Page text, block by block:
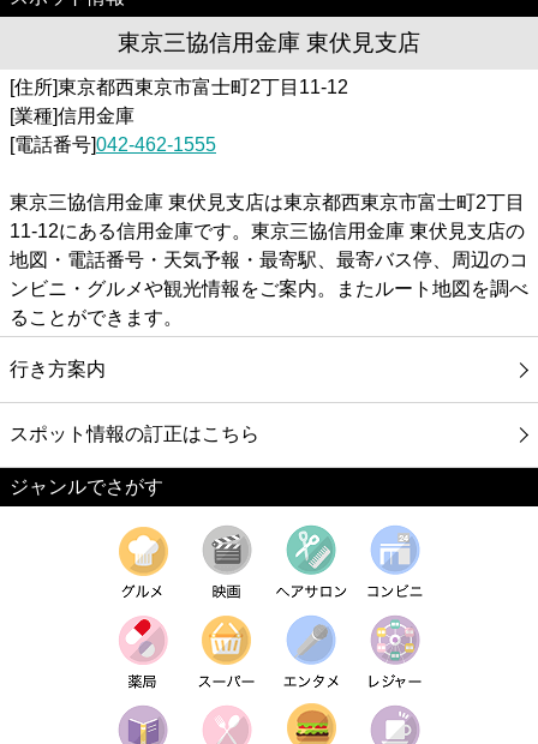
東京三協信用金庫 東伏見支店
[住所]東京都西東京市富士町2丁目11-12
[業種]信用金庫
[電話番号]042-462-1555
東京三協信用金庫 東伏見支店は東京都西東京市富士町2丁目
11-12にある信用金庫です。東京三協信用金庫 東伏見支店の
地図・電話番号・天気予報・最寄駅、最寄バス停、周辺のコ
ンビニ・グルメや観光情報をご案内。またルート地図を調べ
ることができます。
行き方案内
スポット情報の訂正はこちら
ジャンルでさがす